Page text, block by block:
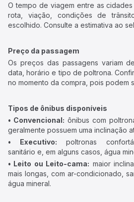
O tempo de viagem entre as
rota, viação, condições de
escolhido. Consulte a estimativa ao
Preço da passagem
Os preços das passagens variam
data, horário e tipo de poltrona.
no momento da compra, pois podem
Tipos de ônibus disponíveis
• Convencional: ônibus com
geralmente possuem uma inclinação
• Executivo: poltronas
sanitário e, em alguns casos, água
• Leito ou Leito-cama: maior
mais longas, com ar-condicionado,
água mineral.